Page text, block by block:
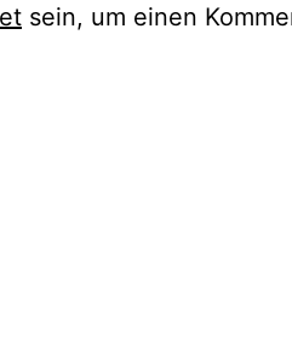
sein, um einen